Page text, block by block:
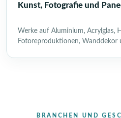
Kunst, Fotografie und
Werke auf Aluminium, Acrylglas,
Fotoreproduktionen, Wanddekor
BRANCHEN UND